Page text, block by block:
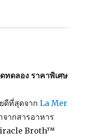
ทดลอง ราคาพิเศษ
ดีที่สุดจากLa Mer
ากสารอาหาร
Broth™